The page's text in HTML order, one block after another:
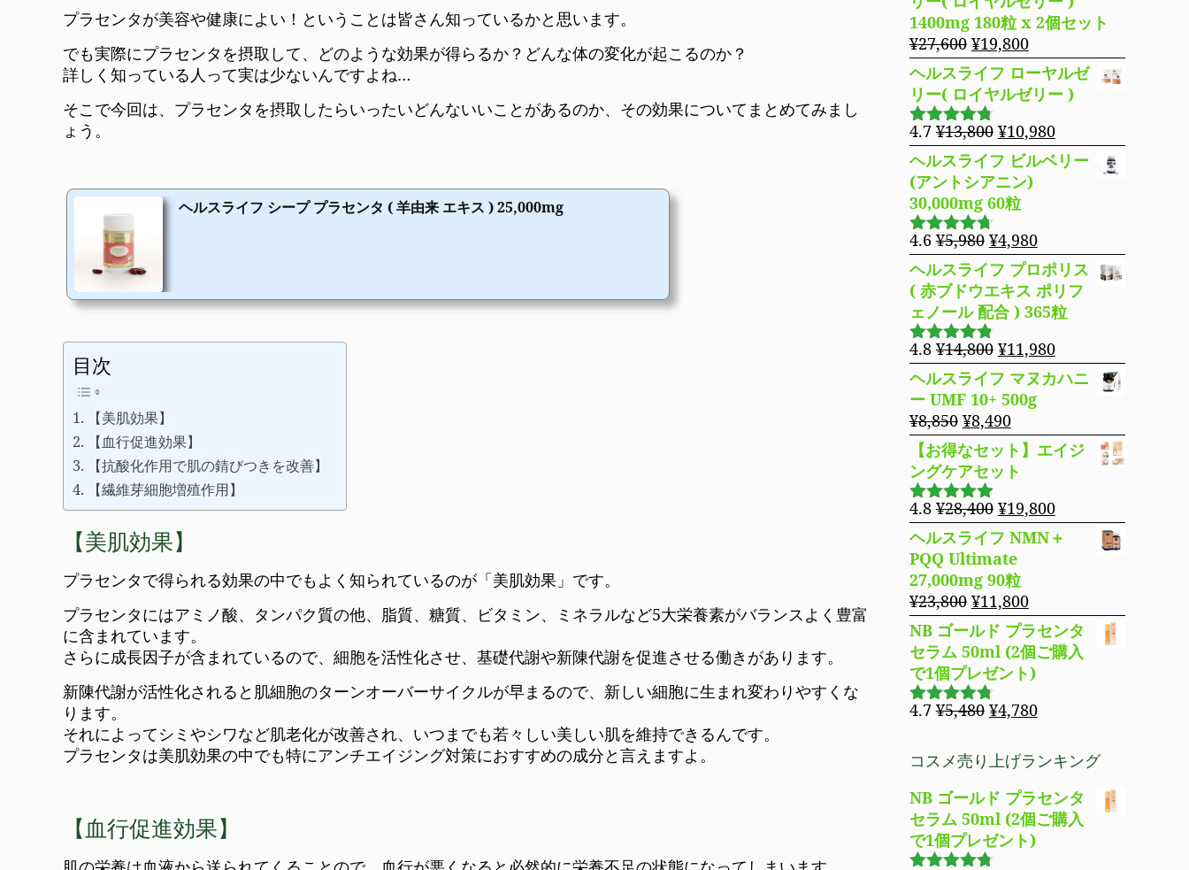
プラセンタが美容や健康によい！ということは皆さん知っているかと思います。
でも実際にプラセンタを摂取して、どのような効果が得らるか？どんな体の変化が起こるのか？
詳しく知っている人って実は少ないんですよね…
そこで今回は、プラセンタを摂取したらいったいどんないいことがあるのか、その効果についてまとめてみまし
ょう。
ヘルスライフ シープ プラセンタ ( 羊由来 エキス ) 25,000mg
目次
【美肌効果】
【血行促進効果】
【抗酸化作用で肌の錆びつきを改善】
【繊維芽細胞増殖作用】
【美肌効果】
プラセンタで得られる効果の中でもよく知られているのが「美肌効果」です。
プラセンタにはアミノ酸、タンパク質の他、脂質、糖質、ビタミン、ミネラルなど5大栄養素がバランスよく豊富
に含まれています。
さらに成長因子が含まれているので、細胞を活性化させ、基礎代謝や新陳代謝を促進させる働きがあります。
新陳代謝が活性化されると肌細胞のターンオーバーサイクルが早まるので、新しい細胞に生まれ変わりやすくな
ります。
それによってシミやシワなど肌老化が改善され、いつまでも若々しい美しい肌を維持できるんです。
プラセンタは美肌効果の中でも特にアンチエイジング対策におすすめの成分と言えますよ。
【血行促進効果】
た。 す。
格
は
¥16,800
で
し
価
格
は
¥14,980
で
1400mg 180粒 x 2個セット
¥27,600 元
の
価
格
は
¥27,600
で
し
た。
¥19,800現
在
の
価
格
は
¥19,800
で
ヘルスライフ ローヤルゼ
リー( ロイヤルゼリー )
5段階で
4.69 の評
価
4.7 ¥13,800 元
の
価
格
は
¥13,800
で
し
た。
¥10,980現
在
の
¥10,980
で
す。
ヘルスライフ ビルベリー
(アントシアニン)
30,000mg 60粒
5段階で
4.63 の評
価
4.6 ¥5,980 元
の
価
格
は
¥5,980
で
し
た。
¥4,980現
在
の
価
格
は
¥4,980
で
す。
ヘルスライフ プロポリス
( 赤ブドウエキス ポリフ
ェノール 配合 ) 365粒
5段階で
4.76 の評
価
4.8 ¥14,800 元
の
価
格
は
¥14,800
で
た。
¥11,980現
在
の
格
は
す。
ヘルスライフ マヌカハニ
ー UMF 10+ 500g
¥8,850 元
の
価
格
は
¥8,850
で
し
た。
¥8,490現
在
の
価
格
は
¥8,490
で
す。
【お得なセット】エイジ
ングケアセット
5段階で
4.83 の評
価
4.8 ¥28,400 元
の
価
格
は
¥28,400
で
し
た。
¥19,800現
在
の
は
¥19,800
で
ヘルスライフ NMN＋
PQQ Ultimate
27,000mg 90粒
¥23,800 元
の
価
格
は
¥23,800
た。
¥11,800現
在
の
価
格
は
す。
NB ゴールド プラセンタ
セラム 50ml (2個ご購入
で1個プレゼント)
5段階で
4.7 ¥5,480 元
価
格
は
¥5,480
で
し
¥4,780現
の
価
格
は
コスメ売り上げランキング
NB ゴールド プラセンタ
セラム 50ml (2個ご購入
で1個プレゼント)